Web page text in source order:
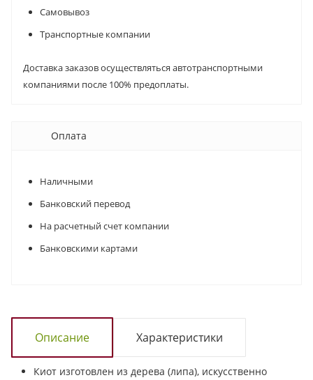
Самовывоз
Транспортные компании
Доставка заказов осуществляться автотранспортными
компаниями после 100% предоплаты.
Оплата
Наличными
Банковский перевод
На расчетный счет компании
Банковскими картами
Описание Характеристики
Киот изготовлен из дерева (липа), искусственно